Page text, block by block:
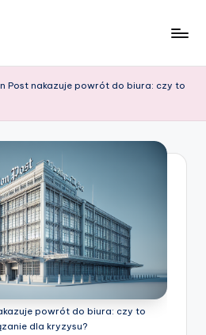
Post nakazuje powrót do biura: czy to
powrót do biura: czy to
dla kryzysu?